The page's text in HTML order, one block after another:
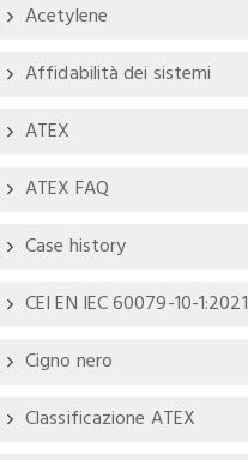
Acetylene
Affidabilità dei sistemi
ATEX
ATEX FAQ
Case history
CEI EN IEC 60079-10-1:2021
Cigno nero
Classificazione ATEX